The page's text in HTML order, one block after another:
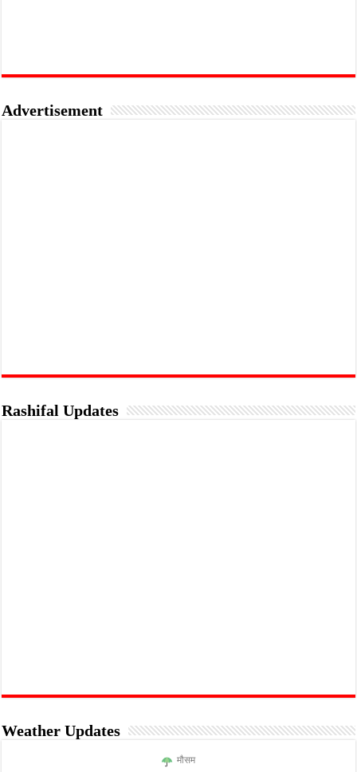
Advertisement
Rashifal Updates
Weather Updates
मौसम